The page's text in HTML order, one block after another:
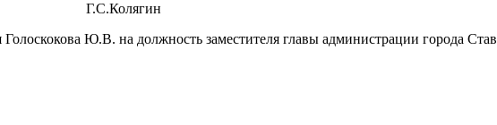
Г.С.Колягин
Ю.В. на должность заместителя главы администрации города